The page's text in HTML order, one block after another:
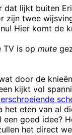
dat lijkt buiten
zijn twee
Hier komt de
TV is op mute
door de
kijkt vol
het eten van al
goed idee?
het direct